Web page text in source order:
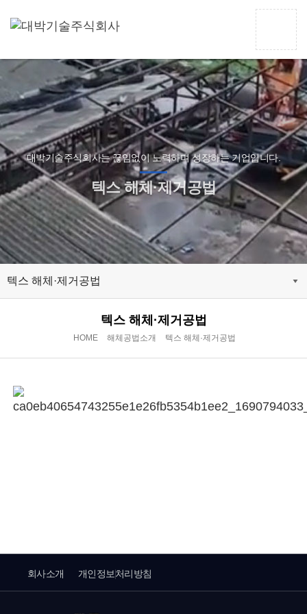
대박기술주식회사는 끊임없이 노력하며 성장하는 기업입니다.
텍스 해체·제거공법
텍스 해체·제거공법
텍스 해체·제거공법
HOME 해체공법소개 텍스 해체·제거공법
회사소개 개인정보처리방침